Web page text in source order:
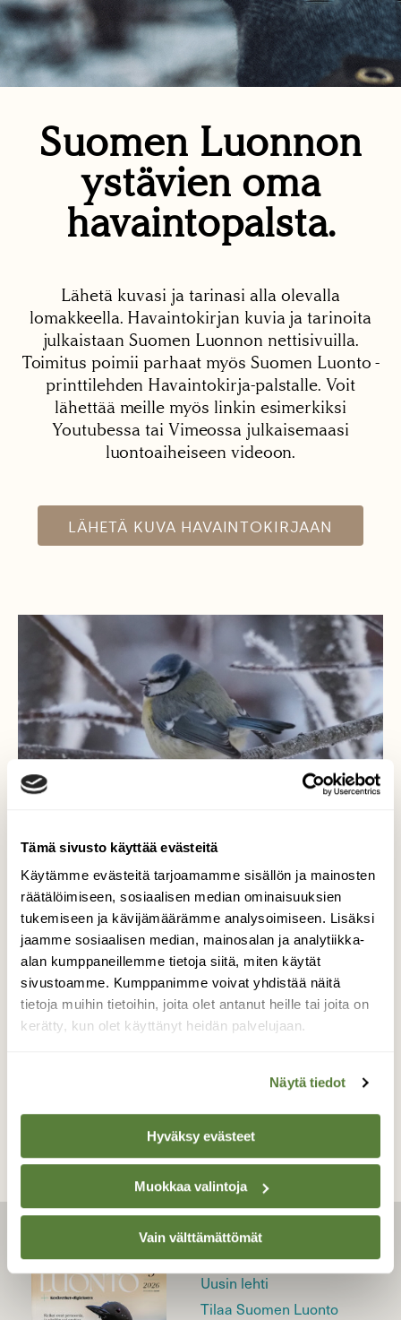
Tämä sivusto käyttää evästeitä
Käytämme evästeitä tarjoamamme sisällön ja mainosten
räätälöimiseen, sosiaalisen median ominaisuuksien
tukemiseen ja kävijämäärämme analysoimiseen. Lisäksi
jaamme sosiaalisen median, mainosalan ja analytiikka-
alan kumppaneillemme tietoja siitä, miten käytät
sivustoamme. Kumppanimme voivat yhdistää näitä
tietoja muihin tietoihin, joita olet antanut heille tai joita on
kerätty, kun olet käyttänyt heidän palvelujaan.
Näytä tiedot
Hyväksy evästeet
Muokkaa valintoja
Vain välttämättömät
Suomen Luonnon
ystävien oma
havaintopalsta.
Lähetä kuvasi ja tarinasi alla olevalla
lomakkeella. Havaintokirjan kuvia ja tarinoita
julkaistaan Suomen Luonnon nettisivuilla.
Toimitus poimii parhaat myös Suomen Luonto -
printtilehden Havaintokirja-palstalle. Voit
lähettää meille myös linkin esimerkiksi
Youtubessa tai Vimeossa julkaisemaasi
luontoaiheiseen videoon.
LÄHETÄ KUVA HAVAINTOKIRJAAN
Tintti paukkupakkasessa-
Sinitiainen yrittää vähentää lämmönhukkaa
pörhistämällä itsensä palleroksi.
Valokuvaaja: Arja Valtonen, Lahti 7.1.2024
TAKAISIN LISTAAN
LEHTI
Uusin lehti
Tilaa Suomen Luonto